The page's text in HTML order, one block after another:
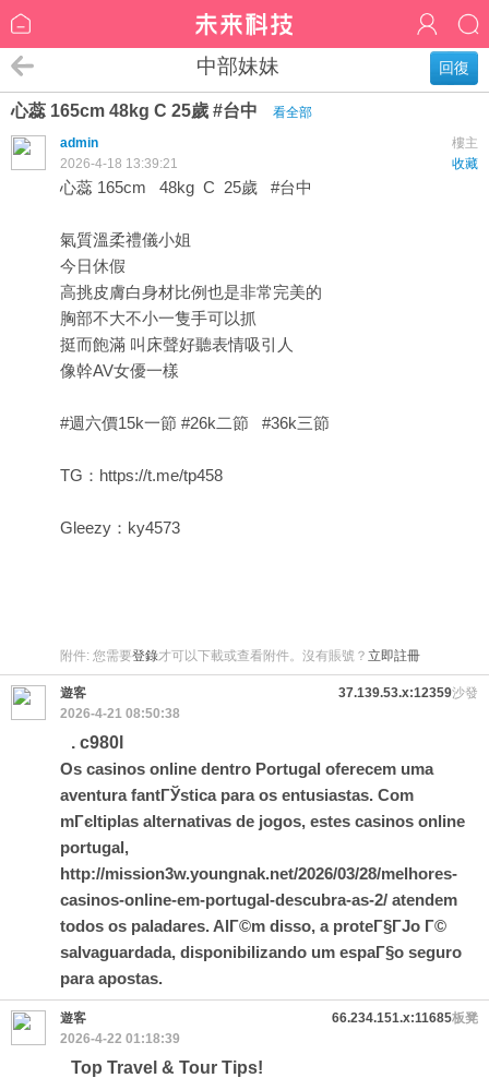
回復
中部妹妹
心蕊 165cm 48kg C 25歲 #台中
看全部
樓主
admin
收藏
2026-4-18 13:39:21
心蕊 165cm 48kg C 25歲 #台中
氣質溫柔禮儀小姐
今日休假
高挑皮膚白身材比例也是非常完美的
胸部不大不小一隻手可以抓
挺而飽滿 叫床聲好聽表情吸引人
像幹AV女優一樣
#週六價15k一節 #26k二節 #36k三節
TG： https://t.me/tp458
Gleezy：ky4573
附件: 您需要登錄才可以下載或查看附件。沒有賬號？ 立即註冊
沙發
遊客
37.139.53.x:12359
2026-4-21 08:50:38
. c980l
Os casinos online dentro Portugal oferecem uma
aventura fantГЎstica para os entusiastas. Com
mГєltiplas alternativas de jogos, estes casinos online
portugal,
http://mission3w.youngnak.net/2026/03/28/melhores-
casinos-online-em-portugal-descubra-as-2/ atendem
todos os paladares. AlГ©m disso, a proteГ§ГЈo Г©
salvaguardada, disponibilizando um espaГ§o seguro
para apostas.
板凳
遊客
66.234.151.x:11685
2026-4-22 01:18:39
Top Travel & Tour Tips!